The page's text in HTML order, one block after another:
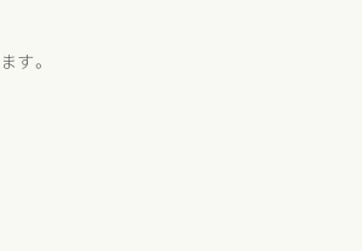
す。